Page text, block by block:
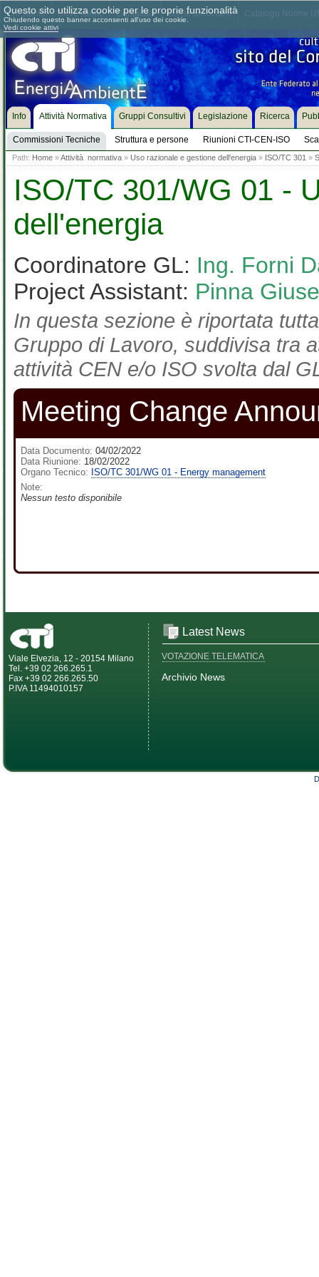
Chi siamo Dove siamo Contattaci Come associarsi
Info Attività Normativa
Commissioni Tecniche Struttura e persone Riunioni CTI-CEN-ISO
Gruppi Consultivi Legislazione Ricerca
Path: Home »Attività normativa » Uso razionale e gestione dell'energia » ISO/TC 301 »
ISO/TC 301/WG 01 -
dell'energia
Coordinatore GL: Ing. Forni
Project Assistant: Pinna
In questa sezione è riportata
Gruppo di Lavoro, suddivisa tra
attività CEN e/o ISO svolta dal
Meeting Change
Data Documento: 04/02/2022
Data Riunione: 18/02/2022
Organo Tecnico: ISO/TC 301/WG 01 - Energy management
Note:
Nessun testo disponibile
Viale Elvezia, 12 - 20154 Milano
Tel. +39 02 266.265.1
Fax +39 02 266.265.50
P.IVA 11494010157
Latest News
VOTAZIONE TELEMATICA
Archivio News
Questo sito utilizza cookie per le proprie funzionalità
Chiudendo questo banner acconsenti all'uso dei cookie.
Vedi cookie attivi